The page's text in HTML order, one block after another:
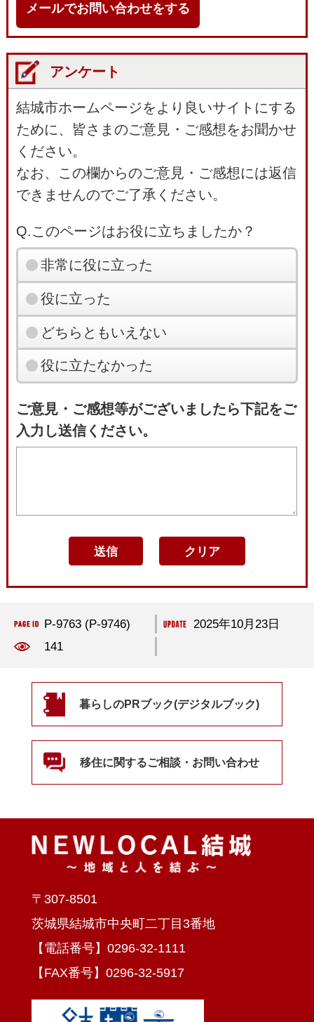
メールでお問い合わせをする
アンケート
結城市ホームページをより良いサイトにする
ために、皆さまのご意見・ご感想をお聞かせ
ください。
なお、この欄からのご意見・ご感想には返信
できませんのでご了承ください。
Q.このページはお役に立ちましたか？
非常に役に立った
役に立った
どちらともいえない
役に立たなかった
ご意見・ご感想等がございましたら下記をご
入力し送信ください。
P-9763 (P-9746)
2025年10月23日
141
暮らしのPRブック(デジタルブック)
移住に関するご相談・お問い合わせ
〒307-8501
茨城県結城市中央町二丁目3番地
【電話番号】0296-32-1111
【FAX番号】0296-32-5917